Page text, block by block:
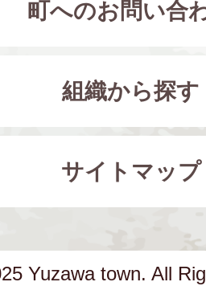
町へのお問い合
組織から探す
サイトマップ
Yuzawa town. All